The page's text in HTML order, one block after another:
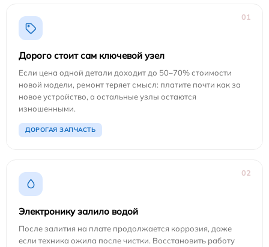
01
Дорого стоит сам ключевой узел
Если цена одной детали доходит до 50–70% стоимости
новой модели, ремонт теряет смысл: платите почти как за
новое устройство, а остальные узлы остаются
изношенными.
ДОРОГАЯ ЗАПЧАСТЬ
02
Электронику залило водой
После залития на плате продолжается коррозия, даже
если техника ожила после чистки. Восстановить работу